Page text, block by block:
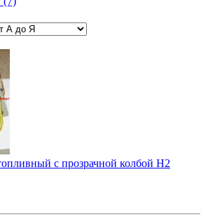
с прозрачной колбой H2